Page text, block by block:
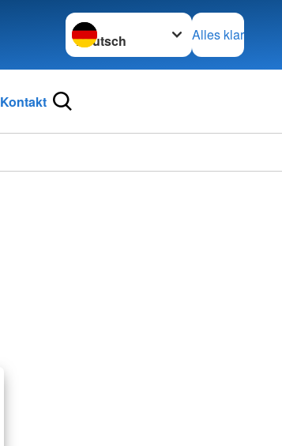
Sprache wechseln zu
Alles klar
Kontakt